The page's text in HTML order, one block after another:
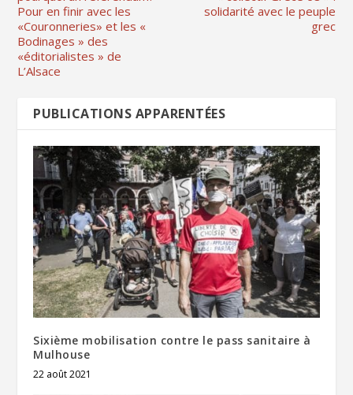
Pour en finir avec les
«Couronneries» et les «
Bodinages » des
«éditorialistes » de
L’Alsace
solidarité avec le peuple
grec
PUBLICATIONS APPARENTÉES
Sixième mobilisation contre le pass sanitaire à
Mulhouse
22 août 2021